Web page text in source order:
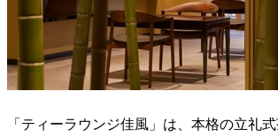
「ティーラウンジ佳風」は、本格の立礼